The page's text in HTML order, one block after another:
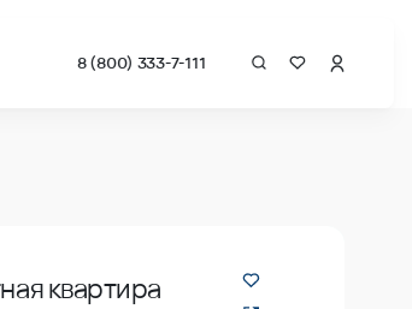
8 (800) 333-7-111
квартира